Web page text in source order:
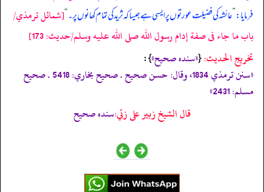
فرمایا:”عائشہ کی فضیلت عورتوں پر ایسی ہے جیسا کہ ثرید کی تمام کھانوں پر۔“[شمائل ترمذي/
باب ما جاء فى صفة إدام رسول الله صلى الله عليه وسلم/حدیث: 173]
تخریج الحدیث:{«سندہ صحیح»‏‏‏‏ }:
«سنن ترمذي 1834، وقال: حسن صحيح . صحيح بخاري: 5418 . صحيح
مسلم: 2431»
قال الشيخ زبير على زئي:سنده صحيح